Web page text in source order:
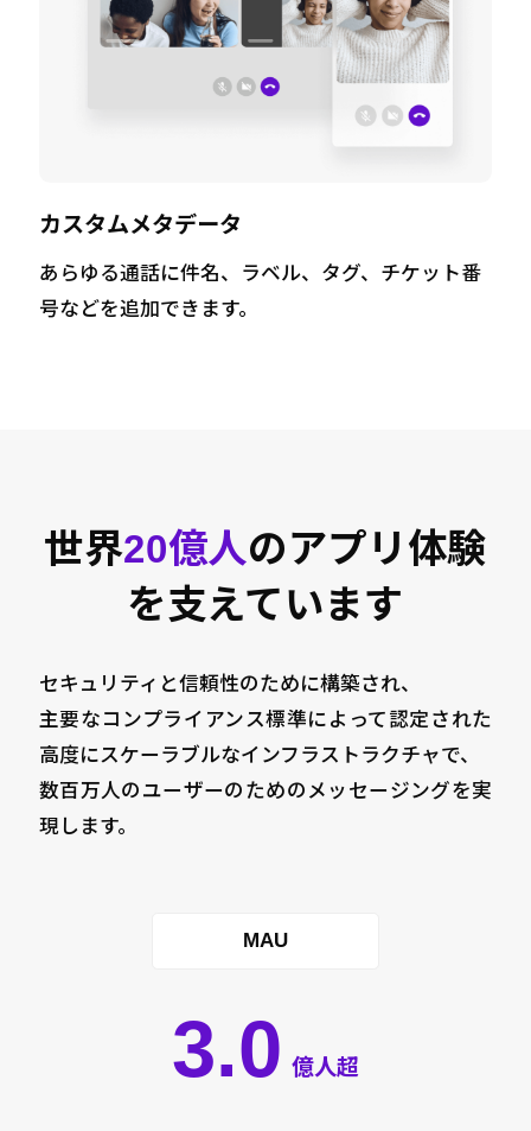
カスタムメタデータ
あらゆる通話に件名、ラベル、タグ、チケット番
号などを追加できます。
世界20億人のアプリ体験
を支えています
セキュリティと信頼性のために構築され、
主要なコンプライアンス標準によって認定された
高度にスケーラブルなインフラストラクチャで、
数百万人のユーザーのためのメッセージングを実
現します。
MAU
3.0 億人超